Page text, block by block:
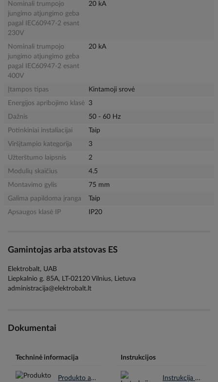
Nominali trumpojo
jungimo atjungimo geba
pagal IEC60947-2 esant
230V
20 kA
Nominali trumpojo
jungimo atjungimo geba
pagal IEC60947-2 esant
400V
20 kA
Įtampos tipas
Kintamoji srovė
Energijos apribojimo klasė
3
Dažnis
50 - 60 Hz
Potinkiniai instaliacijai
Taip
Viršįtampio kategorija
3
Užterštumo laipsnis
2
Modulių skaičius
4.5
Montavimo gylis
75 mm
Galima papildoma įranga
Taip
Apsaugos klasė IP
IP20
Gamintojas arba atstovas ES
Elektrobalt, UAB
Liepkalnio g. 85A, LT-02120 Vilnius, Lietuva
administracija@elektrobalt.lt
Dokumentai
Techninė informacija
Produkto aprašymas en.pdf
Instrukcijos
Instrukcija en.pdf